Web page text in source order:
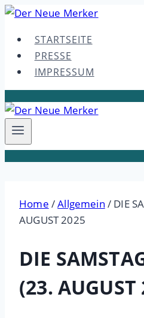
Skip
contentSTARTSEITE
PRESSE
IMPRESSUM
Home /Allgemein / DIE
AUGUST 2025
DIE
(23. AUGUST